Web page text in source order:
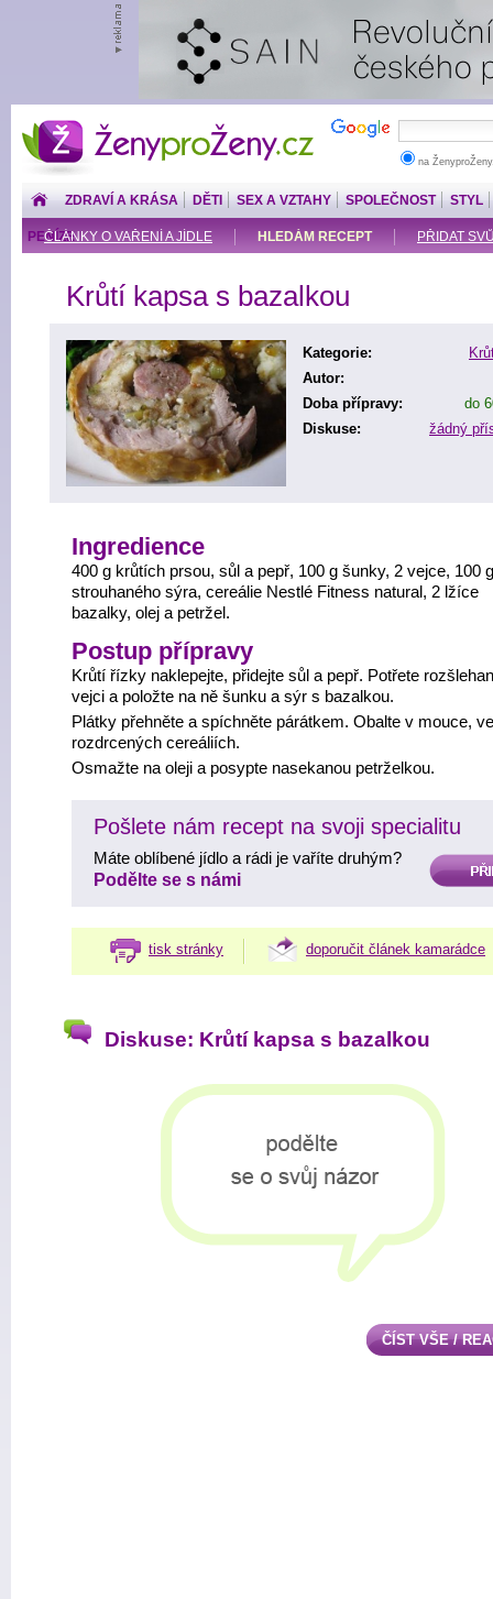
ŽenyproŽeny.cz
na
ZDRAVÍ A KRÁSA DĚTI SEX A VZTAHY SPOLEČNOST STYL
ČLÁNKY O VAŘENÍ A JÍDLE HLEDÁM RECEPT PŘIDAT
PENÍZE
Krůtí kapsa s bazalkou
Kategorie:
Autor:
Doba přípravy:
do
Diskuse:
žádný
Ingredience
400 g krůtích prsou, sůl a pepř, 100 g šunky, 2 vejce, 100 g
strouhaného sýra, cereálie Nestlé Fitness natural, 2 lžíce
bazalky, olej a petržel.
Postup přípravy
Krůtí řízky naklepejte, přidejte sůl a pepř. Potřete
vejci a položte na ně šunku a sýr s bazalkou.
Plátky přehněte a spíchněte párátkem. Obalte v mouce,
rozdrcených cereáliích.
Osmažte na oleji a posypte nasekanou petrželkou.
Pošlete nám recept na svoji specialitu
PŘIDAT
Máte oblíbené jídlo a rádi je vaříte druhým?
Podělte se s námi
tisk stránky doporučit článek kamarádce
Diskuse: Krůtí kapsa s bazalkou
ČÍST VŠE /